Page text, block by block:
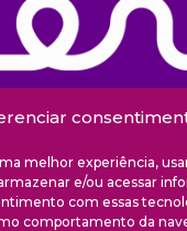
melhor experiência,
e/ou acessar
com essas
comportamento da